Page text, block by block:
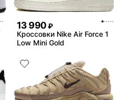
13 990 ₽
Кроссовки Nike Air Force 1
Low Mini Gold